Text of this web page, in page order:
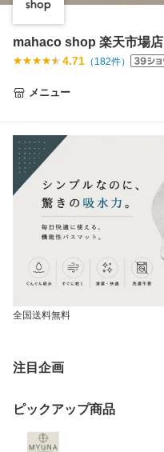
mahaco shop 楽天市場店
4.71 （ 182件）
メニュー
全国送料無料
注目企画
ピックアップ商品